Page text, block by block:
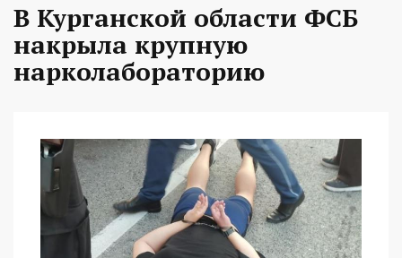
В Курганской области ФСБ
накрыла крупную
нарколабораторию